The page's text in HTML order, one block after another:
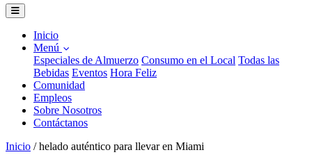
Inicio
Menú
Especiales de Almuerzo Consumo en el Local Todas las
Bebidas Eventos Hora Feliz
Comunidad
Empleos
Sobre Nosotros
Contáctanos
Inicio / helado auténtico para llevar en Miami